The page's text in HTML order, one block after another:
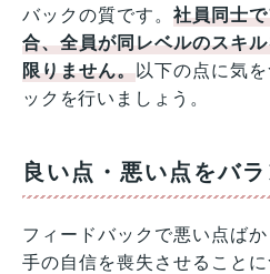
バックの質です。社員同士
合、全員が同レベルのスキ
限りません。以下の点に気
ックを行いましょう。
良い点・悪い点をバ
フィードバックで悪い点ば
手の自信を喪失させること